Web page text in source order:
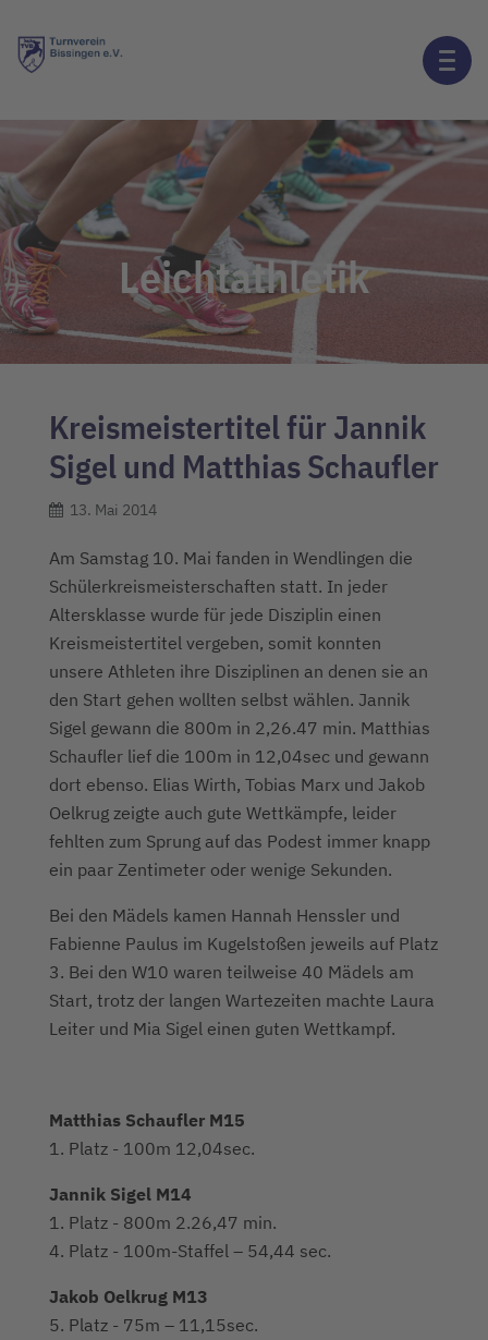
Leichtathletik
Kreismeistertitel für Jannik
Sigel und Matthias Schaufler
13. Mai 2014
Am Samstag 10. Mai fanden in Wendlingen die
Schülerkreismeisterschaften statt. In jeder
Altersklasse wurde für jede Disziplin einen
Kreismeistertitel vergeben, somit konnten
unsere Athleten ihre Disziplinen an denen sie an
den Start gehen wollten selbst wählen. Jannik
Sigel gewann die 800m in 2,26.47 min. Matthias
Schaufler lief die 100m in 12,04sec und gewann
dort ebenso. Elias Wirth, Tobias Marx und Jakob
Oelkrug zeigte auch gute Wettkämpfe, leider
fehlten zum Sprung auf das Podest immer knapp
ein paar Zentimeter oder wenige Sekunden.
Bei den Mädels kamen Hannah Henssler und
Fabienne Paulus im Kugelstoßen jeweils auf Platz
3. Bei den W10 waren teilweise 40 Mädels am
Start, trotz der langen Wartezeiten machte Laura
Leiter und Mia Sigel einen guten Wettkampf.
Matthias Schaufler M15
1. Platz - 100m 12,04sec.
Jannik Sigel M14
1. Platz - 800m 2.26,47 min.
4. Platz - 100m-Staffel – 54,44 sec.
Jakob Oelkrug M13
5. Platz - 75m – 11,15sec.